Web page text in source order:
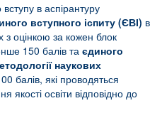
в аспірантуру
вступного іспиту (ЄВІ) в
оцінкою за кожен блок
150 балів та єдиного
наукових
балів, які проводяться
якості освіти відповідно до